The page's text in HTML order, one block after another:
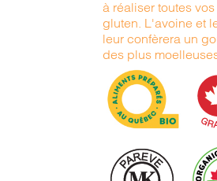
à réaliser toutes
gluten. L'avoine et
leur confèrera un
des plus